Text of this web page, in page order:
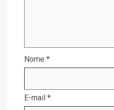
Nome *
E-mail *